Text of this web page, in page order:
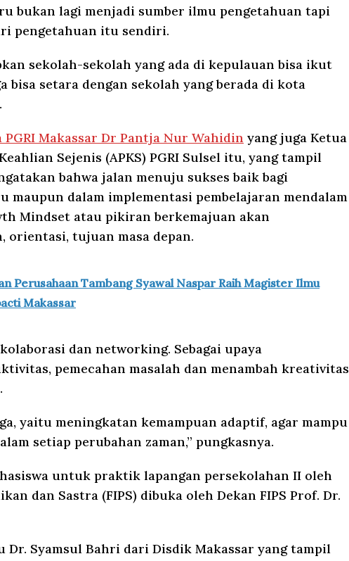
bukan lagi menjadi sumber ilmu pengetahuan tapi
pengetahuan itu sendiri.
sekolah-sekolah yang ada di kepulauan bisa ikut
bisa setara dengan sekolah yang berada di kota
PGRI Makassar Dr Pantja Nur Wahidin yang juga Ketua
Sejenis (APKS) PGRI Sulsel itu, yang tampil
bahwa jalan menuju sukses baik bagi
maupun dalam implementasi pembelajaran mendalam
Mindset atau pikiran berkemajuan akan
orientasi, tujuan masa depan.
Perusahaan Tambang Syawal Naspar Raih Magister Ilmu
Makassar
dan networking. Sebagai upaya
pemecahan masalah dan menambah kreativitas
yaitu meningkatan kemampuan adaptif, agar mampu
setiap perubahan zaman,” pungkasnya.
untuk praktik lapangan persekolahan II oleh
dan Sastra (FIPS) dibuka oleh Dekan FIPS Prof. Dr.
Dr. Syamsul Bahri dari Disdik Makassar yang tampil